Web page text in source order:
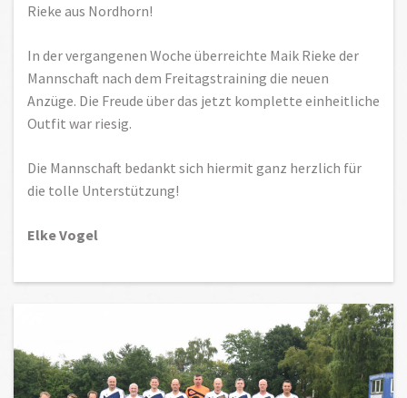
Rieke aus Nordhorn!
In der vergangenen Woche überreichte Maik Rieke der
Mannschaft nach dem Freitagstraining die neuen
Anzüge. Die Freude über das jetzt komplette einheitliche
Outfit war riesig.
Die Mannschaft bedankt sich hiermit ganz herzlich für
die tolle Unterstützung!
Elke Vogel